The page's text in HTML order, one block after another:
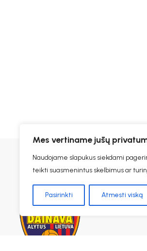
Mes vertiname jūsų
Naudojame slapukus siekdami
teikti suasmenintus skelbimus ar
Pasirinkti Atmesti viską